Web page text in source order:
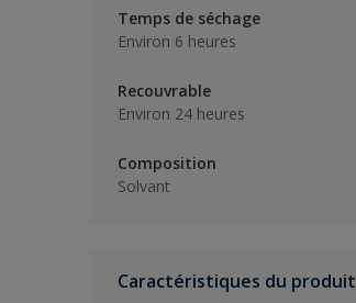
Temps de séchage
Environ 6 heures
Recouvrable
Environ 24 heures
Composition
Solvant
Caractéristiques du produit